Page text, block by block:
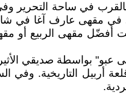
في ساحة التحرير وفي
في مقهى عارف آغا في
أفضّل مقهى الربيع أو
بواسطة صديقي الأثير
التاريخية. وفي